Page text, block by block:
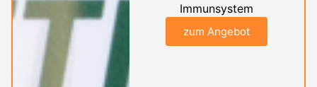
Immunsystem
zum Angebot